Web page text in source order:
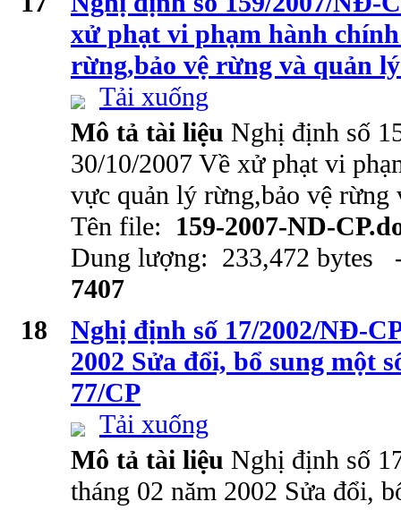
xử phạt vi phạm hành
rừng,bảo vệ rừng và quản
Tải xuống
Mô tả tài liệu Nghị định số
30/10/2007 Về xử phạt vi
vực quản lý rừng,bảo vệ rừng
Tên file: 159-2007-ND-
Dung lượng: 233,472
7407
18
Nghị định số 17/2002/NĐ-
2002 Sửa đổi, bổ sung một
77/CP
Tải xuống
Mô tả tài liệu Nghị định số
tháng 02 năm 2002 Sửa đổi,